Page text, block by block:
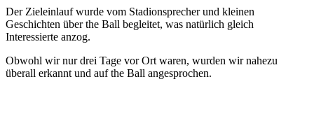
Der Zieleinlauf wurde vom Stadionsprecher und kleinen
Geschichten über the Ball begleitet, was natürlich gleich
Interessierte anzog.
Obwohl wir nur drei Tage vor Ort waren, wurden wir nahezu
überall erkannt und auf the Ball angesprochen.